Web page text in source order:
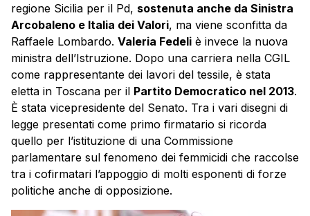
regione Sicilia per il Pd, sostenuta anche da Sinistra
Arcobaleno e Italia dei Valori, ma viene sconfitta da
Raffaele Lombardo. Valeria Fedeli è invece la nuova
ministra dell’Istruzione. Dopo una carriera nella CGIL
come rappresentante dei lavori del tessile, è stata
eletta in Toscana per il Partito Democratico nel 2013.
È stata vicepresidente del Senato. Tra i vari disegni di
legge presentati come primo firmatario si ricorda
quello per l’istituzione di una Commissione
parlamentare sul fenomeno dei femmicidi che raccolse
tra i cofirmatari l’appoggio di molti esponenti di forze
politiche anche di opposizione.